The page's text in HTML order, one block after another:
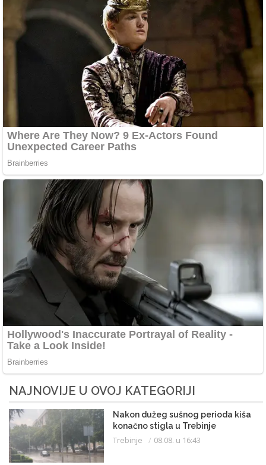
NAJNOVIJE U OVOJ KATEGORIJI
Nakon dužeg sušnog perioda kiša
konačno stigla u Trebinje
Trebinje 08.08. u 16:43